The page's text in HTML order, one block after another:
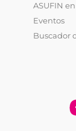
ASUFIN
Eventos
Buscador